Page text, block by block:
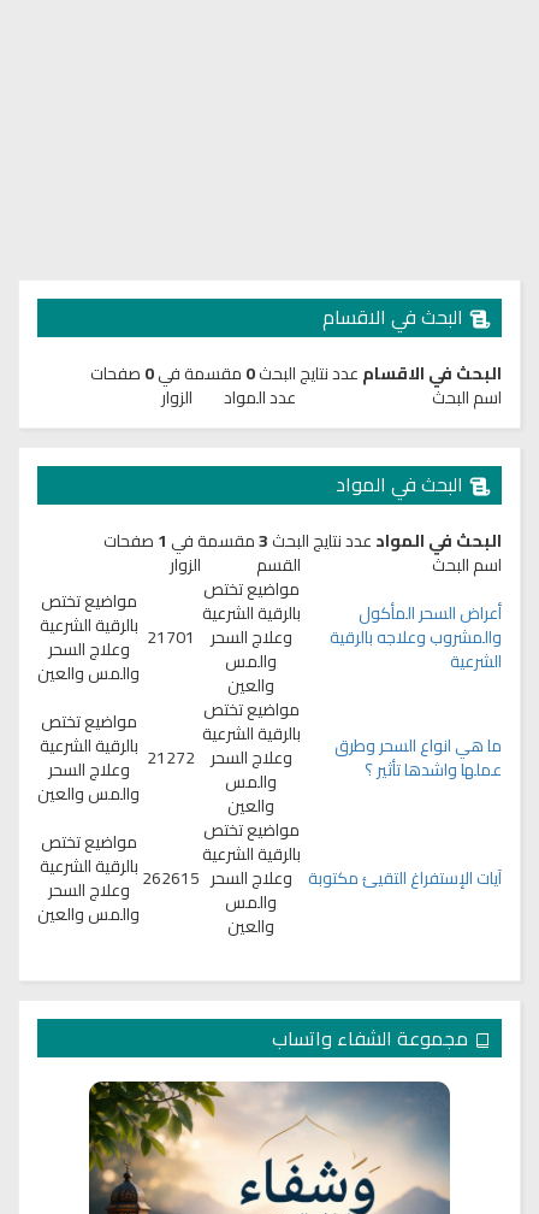
البحث في الاقسام
البحث في الاقسامعدد نتايج البحث0مقسمة في0صفحات
اسم البحث عدد المواد الزوار
البحث في المواد
البحث في الموادعدد نتايج البحث3مقسمة في 1صفحات
اسم البحث القسم
الزوار
أعراض السحر المأكول
والمشروب وعلاجه بالرقية
الشرعية
مواضيع تختص
بالرقية الشرعية
وعلاج السحر
والمس
والعين
21701
مواضيع تختص
بالرقية الشرعية
وعلاج السحر
والمس والعين
ما هي انواع السحر وطرق
عملها واشدها تأثير ؟
مواضيع تختص
بالرقية الشرعية
وعلاج السحر
والمس
والعين
21272
مواضيع تختص
بالرقية الشرعية
وعلاج السحر
والمس والعين
آيات الإستفراغ التقيئ مكتوبة
مواضيع تختص
بالرقية الشرعية
وعلاج السحر
والمس
والعين
262615
مواضيع تختص
بالرقية الشرعية
وعلاج السحر
والمس والعين
مجموعة الشفاء واتساب